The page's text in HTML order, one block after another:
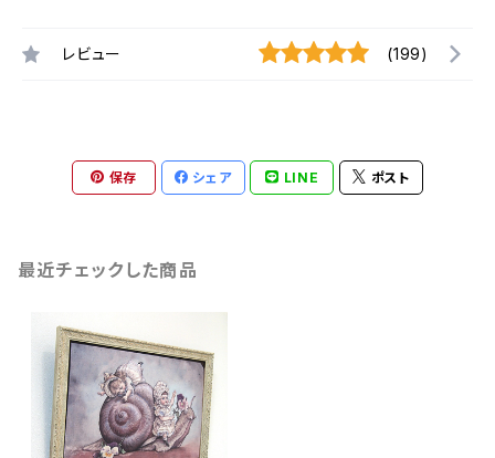
レビュー (199)
保存 シェア LINE ポスト
最近チェックした商品